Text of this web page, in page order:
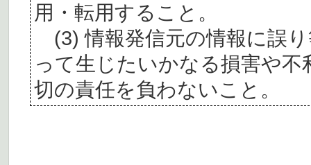
用・転用すること。
(3) 情報発信元の情報に誤
って生じたいかなる損害や
切の責任を負わないこと。